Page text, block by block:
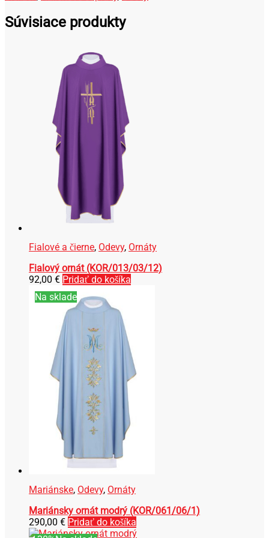
Súvisiace produkty
Fialové a čierne, Odevy, Ornáty
Fialový ornát (KOR/013/03/12)
92,00 € Pridať do košíka
Na sklade
Mariánske, Odevy, Ornáty
Mariánsky ornát modrý (KOR/061/06/1)
290,00 € Pridať do košíka